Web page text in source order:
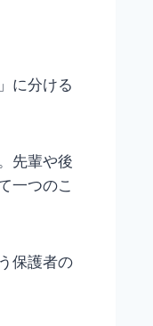
に分ける
先輩や後
一つのこ
保護者の